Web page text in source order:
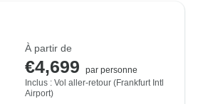
À partir de
€4,699
par personne
Inclus : Vol aller-retour (Frankfurt Intl
Airport)